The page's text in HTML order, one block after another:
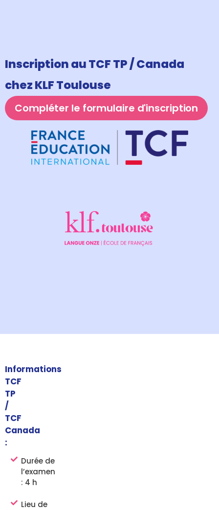
Inscription au TCF TP / Canada
chez KLF Toulouse
Compléter le formulaire d'inscription
Informations
TCF
TP
/
TCF
Canada
:
Durée de
l’examen
: 4 h
Lieu de